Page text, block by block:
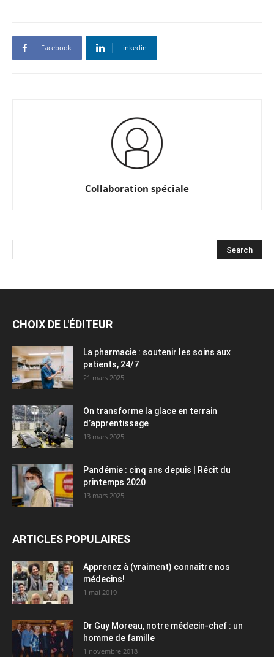
Facebook Linkedin
Collaboration spéciale
CHOIX DE L'ÉDITEUR
La pharmacie : soutenir les soins aux
patients, 24/7
21 mars 2025
On transforme la glace en terrain
d’apprentissage
13 mars 2025
Pandémie : cinq ans depuis | Récit du
printemps 2020
13 mars 2025
ARTICLES POPULAIRES
Apprenez à (vraiment) connaitre nos
médecins!
1 mai 2019
Dr Guy Moreau, notre médecin-chef : un
homme de famille
1 novembre 2018